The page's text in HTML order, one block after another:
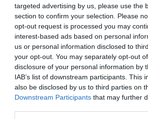
targeted advertising by us, please use the
section to confirm your selection. Please
opt-out request is processed you may
interest-based ads based on personal
us or personal information disclosed to
your opt-out. You may separately opt-out
disclosure of your personal information by
IAB’s list of downstream participants. This
also be disclosed by us to third parties on
Downstream Participants that may further
09.08.2026 | 22:02
Πεδίο μάχης η Μαύρη Θάλασσα:
κυνηγητό ρωσικού Ka-52 με
τους Τούρκους να τραβάνε…